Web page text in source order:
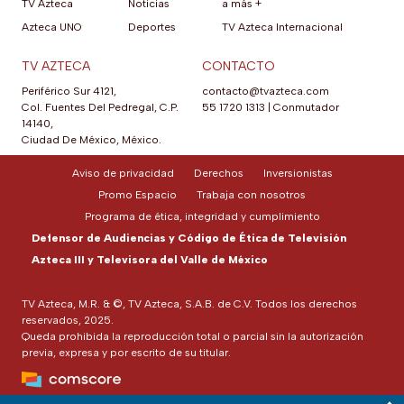
TV Azteca
Azteca UNO
Noticias
Deportes
a más +
TV Azteca Internacional
TV AZTECA
Periférico Sur 4121,
Col. Fuentes Del Pedregal, C.P.
14140,
Ciudad De México, México.
CONTACTO
contacto@tvazteca.com
55 1720 1313
Conmutador
TV Azteca, M.R. & ©, TV Azteca, S.A.B. de C.V. Todos los derechos
reservados, 2025.
Queda prohibida la reproducción total o parcial sin la autorización
previa, expresa y por escrito de su titular.
Aviso de privacidad Derechos
Inversionistas
Promo Espacio
Trabaja con nosotros
Programa de ética, integridad y cumplimiento
Defensor de Audiencias y Código de Ética de Televisión
Azteca III y Televisora del Valle de México